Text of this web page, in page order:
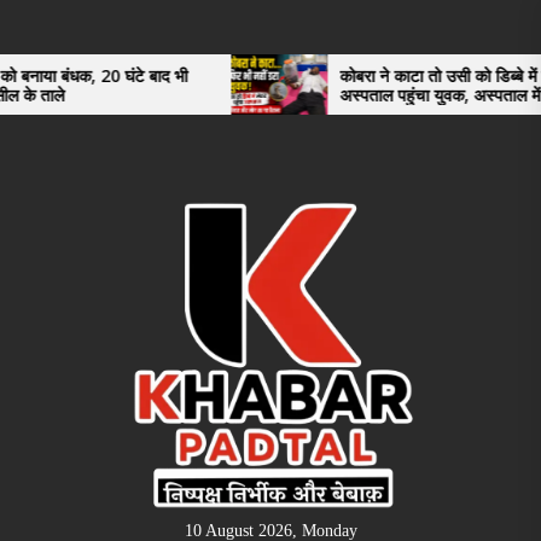
the
content
घंटे बाद भी
कोबरा ने काटा तो उसी को डिब्बे में बंद कर
अस्पताल पहुंचा युवक, अस्पताल में देखकर डॉक्टर
भी रह गए हैरान
10 August 2026, Monday